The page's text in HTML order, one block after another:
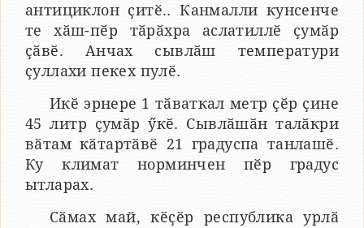
антициклон ҫитӗ.. Канмалли кунсенче
те хӑш-пӗр тӑрӑхра аслатиллӗ ҫумӑр
ҫӑвӗ. Анчах сывлӑш температури
ҫуллахи пекех пулӗ.
Икӗ эрнере 1 тӑваткал метр ҫӗр ҫине
45 литр ҫумӑр ӳкӗ. Сывлӑшӑн талӑкри
вӑтам кӑтартӑвӗ 21 градуспа танлашӗ.
Ку климат норминчен пӗр градус
ытларах.
Сӑмах май, кӗҫӗр республика урлӑ